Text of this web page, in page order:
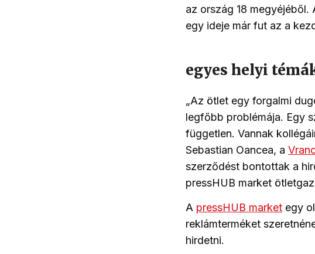
az ország 18 megyéjéből.
egy ideje már fut az a
egyes helyi
„Az ötlet egy forgalmi
legfőbb problémája. Egy
független. Vannak
Sebastian Oancea, a
szerződést bontottak a
pressHUB market
A pressHUB market egy
reklámterméket
hirdetni.